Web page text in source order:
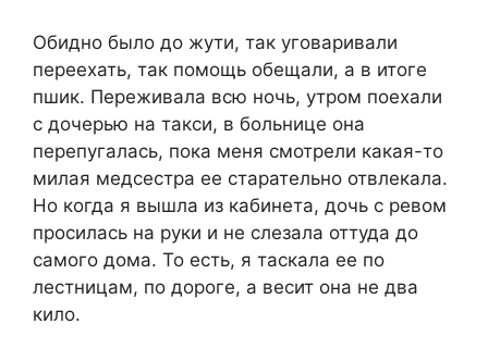
Обидно было до жути, так уговаривали
переехать, так помощь обещали, а в итоге
пшик. Переживала всю ночь, утром поехали
с дочерью на такси, в больнице она
перепугалась, пока меня смотрели какая-то
милая медсестра ее старательно отвлекала.
Но когда я вышла из кабинета, дочь с ревом
просилась на руки и не слезала оттуда до
самого дома. То есть, я таскала ее по
лестницам, по дороге, а весит она не два
кило.